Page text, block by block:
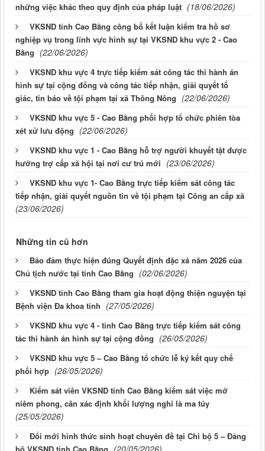
những việc khác theo quy định của pháp luật (18/06/2026)
VKSND tỉnh Cao Bằng công bố kết luận kiểm tra hồ sơ
nghiệp vụ trong lĩnh vực hình sự tại VKSND khu vực 2 - Cao
Bằng (22/06/2026)
VKSND khu vực 4 trực tiếp kiểm sát công tác thi hành án
hình sự tại cộng đồng và công tác tiếp nhận, giải quyết tố
giác, tin báo về tội phạm tại xã Thông Nông (22/06/2026)
VKSND khu vực 5 - Cao Bằng phối hợp tổ chức phiên tòa
xét xử lưu động (22/06/2026)
VKSND khu vực 1 - Cao Bằng hỗ trợ người khuyết tật được
hưởng trợ cấp xã hội tại nơi cư trú mới (23/06/2026)
VKSND khu vực 1- Cao Bằng trực tiếp kiểm sát công tác
tiếp nhận, giải quyết nguồn tin về tội phạm tại Công an cấp xã
(23/06/2026)
Những tin cũ hơn
Bảo đảm thực hiện đúng Quyết định đặc xá năm 2026 của
Chủ tịch nước tại tỉnh Cao Bằng (02/06/2026)
VKSND tỉnh Cao Bằng tham gia hoạt động thiện nguyện tại
Bệnh viện Đa khoa tỉnh (27/05/2026)
VKSND khu vực 4 - tỉnh Cao Bằng trực tiếp kiểm sát công
tác thi hành án hình sự tại cộng đồng (26/05/2026)
VKSND khu vực 5 – Cao Bằng tổ chức lễ ký kết quy chế
phối hợp (26/05/2026)
Kiểm sát viên VKSND tỉnh Cao Bằng kiểm sát việc mở
niêm phong, cân xác định khối lượng nghi là ma túy
(25/05/2026)
Đổi mới hình thức sinh hoạt chuyên đề tại Chi bộ 5 – Đảng
(20/05/2026)